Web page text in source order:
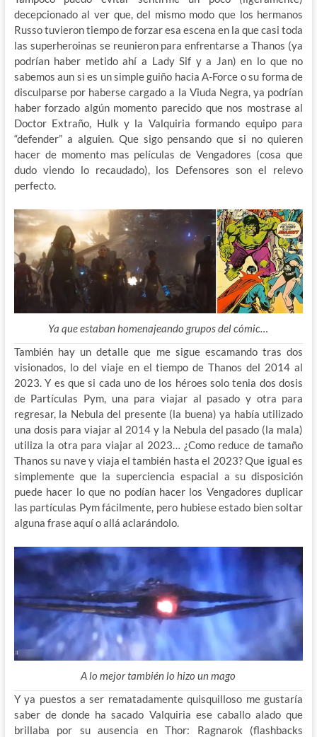
decepcionado al ver que, del mismo modo que los hermanos
Russo tuvieron tiempo de forzar esa escena en la que casi toda
las superheroinas se reunieron para enfrentarse a Thanos (ya
podrían haber metido ahí a Lady Sif y a Jan) en lo que no
sabemos aun si es un simple guiño hacia A-Force o su forma de
disculparse por haberse cargado a la Viuda Negra, ya podrían
haber forzado algún momento parecido que nos mostrase al
Doctor Extraño, Hulk y la Valquiria formando equipo para
“defender” a alguien. Que sigo pensando que si no quieren
hacer de momento mas películas de Vengadores (cosa que
dudo viendo lo recaudado), los Defensores son el relevo
perfecto.
Ya que estaban homenajeando grupos del cómic…
También hay un detalle que me sigue escamando tras dos
visionados, lo del viaje en el tiempo de Thanos del 2014 al
2023. Y es que si cada uno de los héroes solo tenia dos dosis
de Partículas Pym, una para viajar al pasado y otra para
regresar, la Nebula del presente (la buena) ya había utilizado
una dosis para viajar al 2014 y la Nebula del pasado (la mala)
utiliza la otra para viajar al 2023… ¿Como reduce de tamaño
Thanos su nave y viaja el también hasta el 2023? Que igual es
simplemente que la superciencia espacial a su disposición
puede hacer lo que no podían hacer los Vengadores duplicar
las partículas Pym fácilmente, pero hubiese estado bien soltar
alguna frase aquí o allá aclarándolo.
A lo mejor también lo hizo un mago
Y ya puestos a ser rematadamente quisquilloso me gustaría
saber de donde ha sacado Valquiria ese caballo alado que
brillaba por su ausencia en Thor: Ragnarok (flashbacks